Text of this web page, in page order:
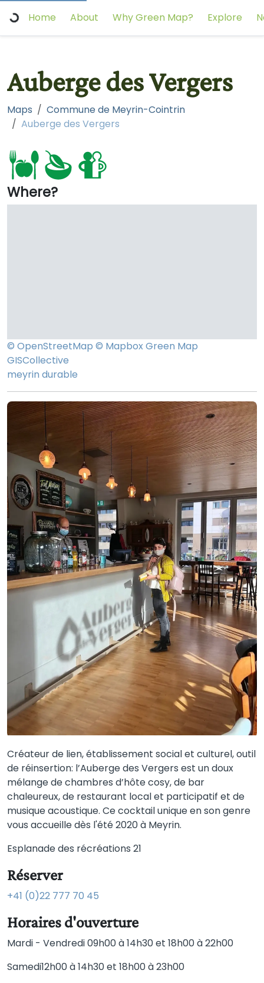
Home About Why Green Map? Explore
Auberge des Vergers
Maps
Commune de Meyrin-Cointrin
Auberge des Vergers
Where?
Créateur de lien, établissement social et culturel, outil
de réinsertion: l’Auberge des Vergers est un doux
mélange de chambres d’hôte cosy, de bar
chaleureux, de restaurant local et participatif et de
musique acoustique. Ce cocktail unique en son genre
vous accueille dès l'été 2020 à Meyrin.
Esplanade des récréations 21
Réserver
+41 (0)22 777 70 45
Horaires d'ouverture
Mardi - Vendredi 09h00 à 14h30 et 18h00 à 22h00
Samedi12h00 à 14h30 et 18h00 à 23h00
© OpenStreetMap © MapboxGreen Map
GISCollective
meyrin durable